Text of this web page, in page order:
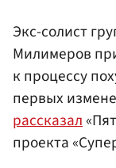
Экс-солист
Милимеров
к процессу
первых
рассказал
проекта